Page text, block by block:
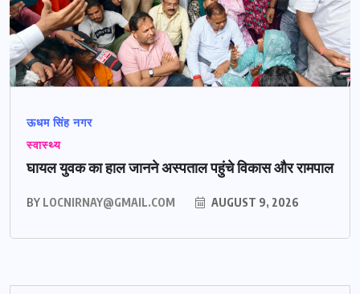
ऊधम सिंह नगर
स्वास्थ्य
घायल युवक का हाल जानने अस्पताल पहुंचे विकास और रामपाल
BY LOCNIRNAY@GMAIL.COM AUGUST 9, 2026